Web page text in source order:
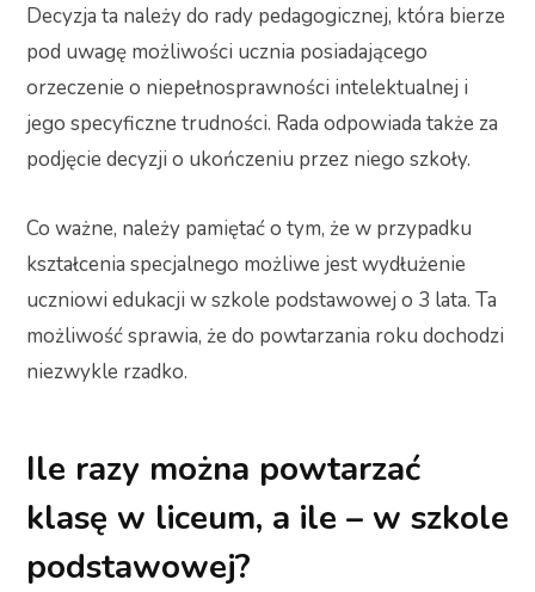
Decyzja ta należy do rady pedagogicznej, która bierze
pod uwagę możliwości ucznia posiadającego
orzeczenie o niepełnosprawności intelektualnej i
jego specyficzne trudności. Rada odpowiada także za
podjęcie decyzji o ukończeniu przez niego szkoły.
Co ważne, należy pamiętać o tym, że w przypadku
kształcenia specjalnego możliwe jest wydłużenie
uczniowi edukacji w szkole podstawowej o 3 lata. Ta
możliwość sprawia, że do powtarzania roku dochodzi
niezwykle rzadko.
Ile razy można powtarzać
klasę w liceum, a ile – w szkole
podstawowej?